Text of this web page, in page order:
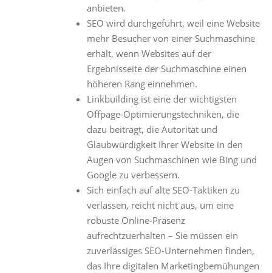
anbieten.
SEO wird durchgeführt, weil eine Website
mehr Besucher von einer Suchmaschine
erhält, wenn Websites auf der
Ergebnisseite der Suchmaschine einen
höheren Rang einnehmen.
Linkbuilding ist eine der wichtigsten
Offpage-Optimierungstechniken, die
dazu beiträgt, die Autorität und
Glaubwürdigkeit Ihrer Website in den
Augen von Suchmaschinen wie Bing und
Google zu verbessern.
Sich einfach auf alte SEO-Taktiken zu
verlassen, reicht nicht aus, um eine
robuste Online-Präsenz
aufrechtzuerhalten – Sie müssen ein
zuverlässiges SEO-Unternehmen finden,
das Ihre digitalen Marketingbemühungen